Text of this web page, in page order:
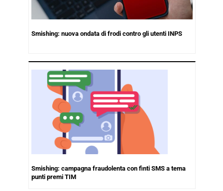
Smishing: nuova ondata di frodi contro gli utenti INPS
Smishing: campagna fraudolenta con finti SMS a tema
punti premi TIM